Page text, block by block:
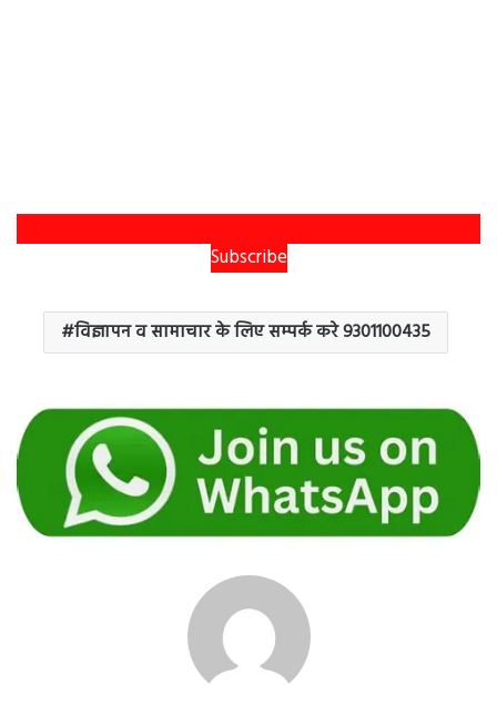
Subscribe
विज्ञापन व सामाचार के लिए सम्पर्क करे 9301100435